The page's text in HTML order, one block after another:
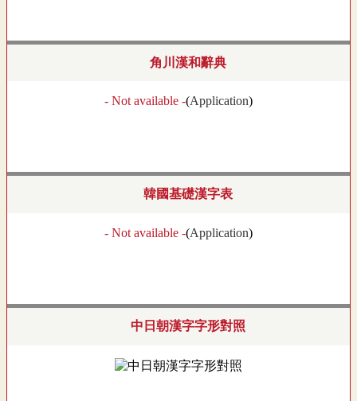
角川漢和辭典
- Not available -(Application)
韓國基礎漢字表
- Not available -(Application)
中日朝漢字字形對照